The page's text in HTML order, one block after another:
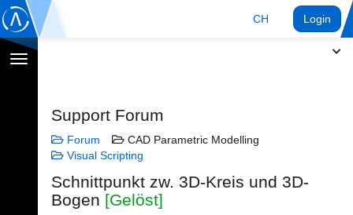
CH Login
Navigation
Support Forum
Forum
CAD Parametric Modelling
Visual Scripting
Schnittpunkt zw. 3D-Kreis und 3D-
Bogen [Gelöst]